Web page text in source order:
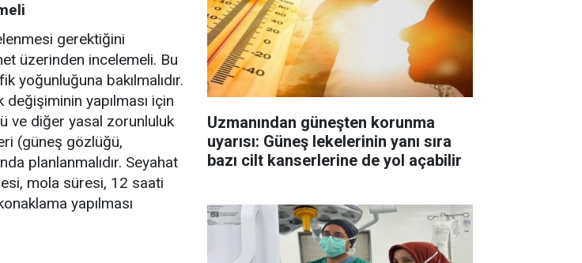
gerektiğini
üzerinden incelemeli. Bu
yoğunluğuna bakılmalıdır.
yapılması için
ve diğer yasal zorunluluk
(güneş gözlüğü,
planlanmalıdır. Seyahat
mola süresi, 12 saati
yapılması
Uzmanından güneşten korunma
uyarısı: Güneş lekelerinin yanı sıra
bazı cilt kanserlerine de yol açabilir